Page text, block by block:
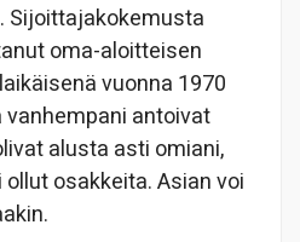
Sijoittajakokemusta
oma-aloitteisen
vuonna 1970
antoivat
alusta asti omiani,
osakkeita. Asian voi